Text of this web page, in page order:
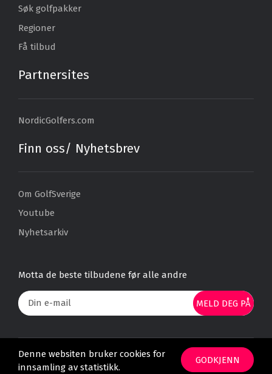
Søk golfpakker
Regioner
Få tilbud
Partnersites
NordicGolfers.com
Finn oss/ Nyhetsbrev
Om GolfSverige
Youtube
Nyhetsarkiv
Motta de beste tilbudene før alle andre
MELD DEG PÅ
Alle priser er oppgitt pr. person og for en overnatting, med mindre det
er spesifisert noe annet. Med forbehold om utsolgt.
Denne websiten bruker cookies for
innsamling av statistikk.
GODKJENN